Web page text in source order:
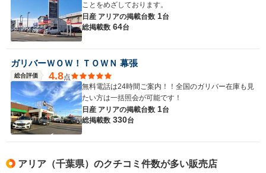
ことをめざしております。
日産 アリアの掲載台数 1台
総掲載数 64台
ガリバーＷＯＷ！ＴＯＷＮ 幕張
総合評価 4.8点
無料電話は24時間ご案内！！全国のガリバー在庫も見
たい方は一括照会が可能です！
日産 アリアの掲載台数 1台
総掲載数 330台
アリア（千葉県）のクチコミ件数が多い販売店